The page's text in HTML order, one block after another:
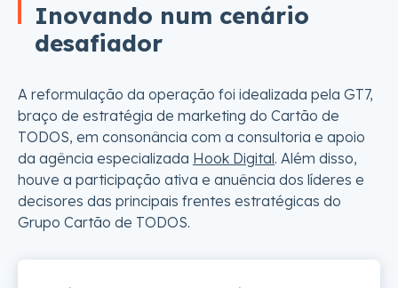
Inovando num cenário
desafiador
A reformulação da operação foi idealizada pela GT7,
braço de estratégia de marketing do Cartão de
TODOS, em consonância com a consultoria e apoio
da agência especializada Hook Digital. Além disso,
houve a participação ativa e anuência dos líderes e
decisores das principais frentes estratégicas do
Grupo Cartão de TODOS.